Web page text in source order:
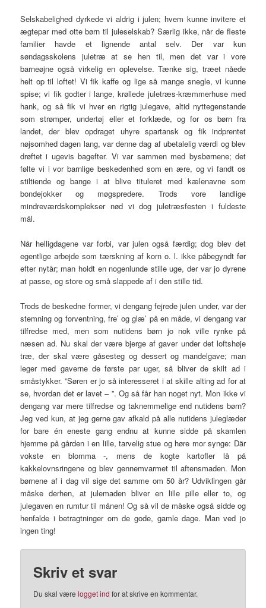
Selskabelighed dyrkede vi aldrig i julen; hvem kunne invitere et
ægtepar med otte børn til juleselskab? Særlig ikke, når de fleste
familier havde et lignende antal selv. Der var kun
søndagsskolens juletræ at se hen til, men det var i vore
barneøjne også virkelig en oplevelse. Tænke sig, træet nåede
helt op til loftet! Vi fik kaffe og lige så mange snegle, vi kunne
spise; vi fik godter i lange, krøllede juletræs-kræmmerhuse med
hank, og så fik vi hver en rigtig julegave, altid nyttegenstande
som strømper, undertøj eller et forklæde, og for os børn fra
landet, der blev opdraget uhyre spartansk og fik indprentet
nøjsomhed dagen lang, var denne dag af ubetalelig værdi og blev
drøftet i ugevis bagefter. Vi var sammen med bysbørnene; det
følte vi i vor barnlige beskedenhed som en ære, og vi fandt os
stiltiende og bange i at blive tituleret med kælenavne som
bondejokker og møgspredere. Trods vore landlige
mindreværdskomplekser nød vi dog juletræsfesten i fuldeste
mål.
Når helligdagene var forbi, var julen også færdig; dog blev det
egentlige arbejde som tærskning af korn o. l. ikke påbegyndt før
efter nytår; man holdt en nogenlunde stille uge, der var jo dyrene
at passe, og store og små slappede af i den stille tid.
Trods de beskedne former, vi dengang fejrede julen under, var der
stemning og forventning, fre’ og glæ’ på en måde, vi dengang var
tilfredse med, men som nutidens børn jo nok ville rynke på
næsen ad. Nu skal der være bjerge af gaver under det loftshøje
træ, der skal være gåsesteg og dessert og mandelgave; man
leger med gaverne de første par uger, så bliver de skilt ad i
småstykker. ”Søren er jo så interesseret i at skille alting ad for at
se, hvordan det er lavet – ”. Og så får han noget nyt. Mon ikke vi
dengang var mere tilfredse og taknemmelige end nutidens børn?
Jeg ved kun, at jeg gerne gav afkald på alle nutidens juleglæder
for bare én eneste gang endnu at kunne sidde på skamlen
hjemme på gården i en lille, tarvelig stue og høre mor synge: Där
vokste en blomma -, mens de kogte kartofler lå på
kakkelovnsringene og blev gennemvarmet til aftensmaden. Mon
børnene af i dag vil sige det samme om 50 år? Udviklingen går
måske derhen, at julemaden bliver en lille pille eller to, og
julegaven en rumtur til månen! Og så vil de måske også sidde og
henfalde i betragtninger om de gode, gamle dage. Man ved jo
ingen ting!
Skriv et svar
Du skal værelogget ind for at skrive en kommentar.